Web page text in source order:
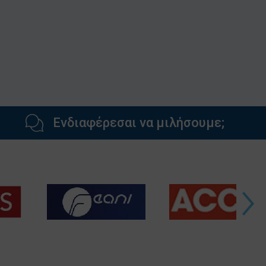
Ενδιαφέρεσαι να μιλήσουμε;